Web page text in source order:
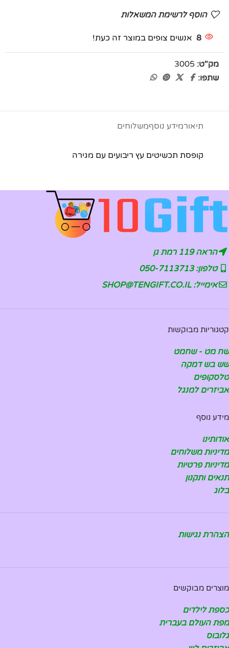
הוסף לרשימת המשאלות
8 אנשים צופים במוצר זה כעת!
מק"ט: 3005
שתפו:
תיאורמידע נוסףמשלוחים
קופסת תכשיטים עץ ריבועים עם מגירה
הראה 119 רמת גן
טלפון: 050-7113713
אימייל: SHOP@TENGIFT.CO.IL
קטגוריות מבוקשות
שח מט - שחמט
שש בש דמקה
טלסקופים
אביזרים למנגל
מידע נוסף
אודותינו
מדיניות משלוחים
מדיניות פרטיות
תנאים ותקנון
בלוג
הצהרת נגישות
מוצרים מבוקשים
כספת לילדים
מפת העולם בעברית
גלובוס